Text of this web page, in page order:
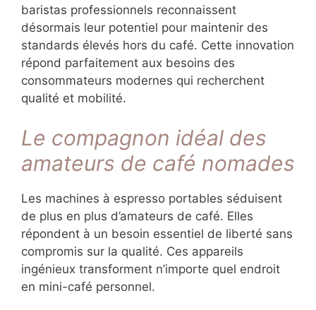
baristas professionnels reconnaissent
désormais leur potentiel pour maintenir des
standards élevés hors du café. Cette innovation
répond parfaitement aux besoins des
consommateurs modernes qui recherchent
qualité et mobilité.
Le compagnon idéal des
amateurs de café nomades
Les machines à espresso portables séduisent
de plus en plus d’amateurs de café. Elles
répondent à un besoin essentiel de liberté sans
compromis sur la qualité. Ces appareils
ingénieux transforment n’importe quel endroit
en mini-café personnel.